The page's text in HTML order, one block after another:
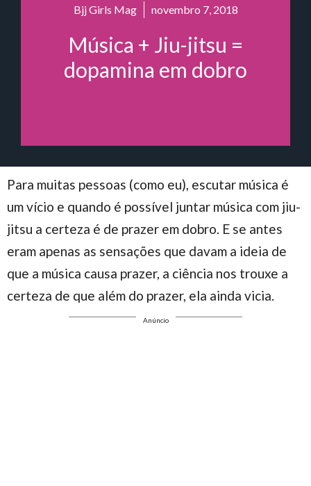
Bjj Girls Mag novembro 7, 2018
Música + Jiu-jitsu =
dopamina em dobro
Para muitas pessoas (como eu), escutar música é
um vício e quando é possível juntar música com jiu-
jitsu a certeza é de prazer em dobro. E se antes
eram apenas as sensações que davam a ideia de
que a música causa prazer, a ciência nos trouxe a
certeza de que além do prazer, ela ainda vicia.
Anúncio